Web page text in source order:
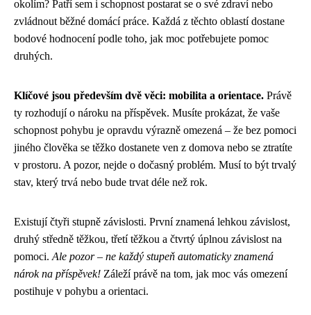
okolím? Patří sem i schopnost postarat se o své zdraví nebo
zvládnout běžné domácí práce. Každá z těchto oblastí dostane
bodové hodnocení podle toho, jak moc potřebujete pomoc
druhých.
Klíčové jsou především dvě věci: mobilita a orientace. Právě
ty rozhodují o nároku na příspěvek. Musíte prokázat, že vaše
schopnost pohybu je opravdu výrazně omezená – že bez pomoci
jiného člověka se těžko dostanete ven z domova nebo se ztratíte
v prostoru. A pozor, nejde o dočasný problém. Musí to být trvalý
stav, který trvá nebo bude trvat déle než rok.
Existují čtyři stupně závislosti. První znamená lehkou závislost,
druhý středně těžkou, třetí těžkou a čtvrtý úplnou závislost na
pomoci. Ale pozor – ne každý stupeň automaticky znamená
nárok na příspěvek! Záleží právě na tom, jak moc vás omezení
postihuje v pohybu a orientaci.